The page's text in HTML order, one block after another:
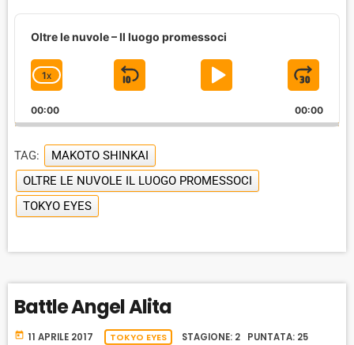
A
a
e
r
Oltre le nuvole – Il luogo promessoci
C
A
N
G
E
P
L
A
A
K
R
A
T
1X
S
I
P
B
A
W
A
R
D
P
A
P
A
E
J
U
M
A
R
00:00 00:00
TAG:
MAKOTO SHINKAI
OLTRE LE NUVOLE IL LUOGO PROMESSOCI
TOKYO EYES
Battle Angel Alita
today 11 APRILE 2017 TOKYO EYES STAGIONE: 2 PUNTATA: 25